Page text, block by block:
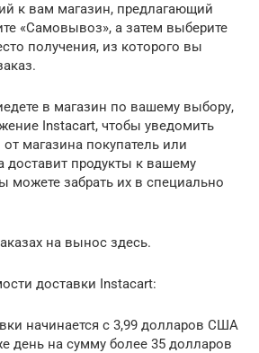
к вам магазин, предлагающий
«Самовывоз», а затем выберите
получения, из которого вы
в магазин по вашему выбору,
Instacart, чтобы уведомить
магазина покупатель или
доставит продукты к вашему
можете забрать их в специально
на вынос здесь.
доставки Instacart:
начинается с 3,99 долларов США
день на сумму более 35 долларов